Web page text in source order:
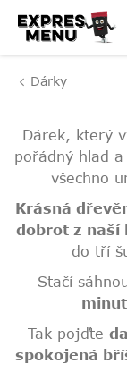
obsah
Dárky
Dárek, který
pořádný hlad
všechno
Krásná
dobrot z naší
do tří
Stačí
Tak pojďte
spokojená